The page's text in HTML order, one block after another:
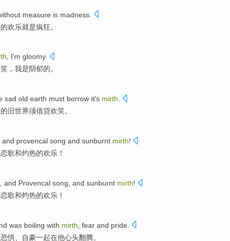
measure is madness
欢乐就是疯狂。
, I'm gloomy.
， 我是阴郁的。
sad old earth must borrow it's mirth
的 旧世界须借贷欢笑。
and provencal song and sunburnt mirth!
恋歌和灼热的欢乐 ！
and Provencal song, and sunburnt mirth!
恋歌和灼热的欢乐 ！
was boiling with mirth fear and pride
恐惧 自豪一起在他心头翻腾。